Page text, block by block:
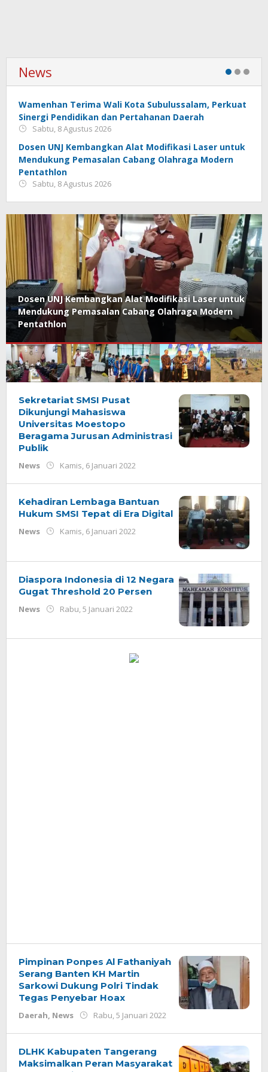
News
Wamenhan Terima Wali Kota Subulussalam, Perkuat
Sinergi Pendidikan dan Pertahanan Daerah
Sabtu, 8 Agustus 2026
Dosen UNJ Kembangkan Alat Modifikasi Laser untuk
Mendukung Pemasalan Cabang Olahraga Modern
Pentathlon
Sabtu, 8 Agustus 2026
Dosen UNJ Kembangkan Alat Modifikasi Laser untuk
Mendukung Pemasalan Cabang Olahraga Modern
Pentathlon
Fajar
Banten
Sekretariat SMSI Pusat
Dikunjungi Mahasiswa
Universitas Moestopo
Beragama Jurusan Administrasi
Publik
News Kamis, 6 Januari 2022
Kehadiran Lembaga Bantuan
Hukum SMSI Tepat di Era Digital
News Kamis, 6 Januari 2022
Diaspora Indonesia di 12 Negara
Gugat Threshold 20 Persen
News Rabu, 5 Januari 2022
Pimpinan Ponpes Al Fathaniyah
Serang Banten KH Martin
Sarkowi Dukung Polri Tindak
Tegas Penyebar Hoax
Daerah, News Rabu, 5 Januari 2022
DLHK Kabupaten Tangerang
Maksimalkan Peran Masyarakat